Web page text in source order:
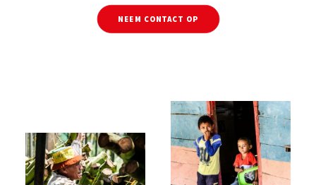
NEEM CONTACT OP